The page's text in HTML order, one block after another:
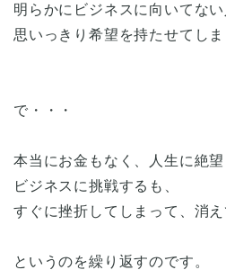
明らかにビジネスに向いてない
思いっきり希望を持たせてしま
で・・・
本当にお金もなく、人生に絶
ビジネスに挑戦するも、
すぐに挫折してしまって、消え
というのを繰り返すのです。